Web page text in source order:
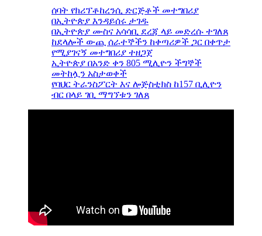
ሰባት የክሪፕቶከረንሲ ድርጅቶች መተግበሪያ
በኢትዮጵያ እንዳይሰሩ ታገዱ
በኢትዮጵያ ሙስና አሳሳቢ ደረጃ ላይ መድረሱ ተገለጸ
ከደላሎች ውጪ ሰራተኞችን ከቀጣሪዎች ጋር በቀጥታ
የሚያገናኝ መተግበሪያ ተዘጋጀ
ኢትዮጵያ በአንድ ቀን 805 ሚሊዮን ችግኞች
መትከሏን አስታወቀች
የባህር ትራንስፖርት እና ሎጅስቲክስ ከ157 ቢሊዮን
ብር በላይ ገቢ ማግኘቱን ገለጸ